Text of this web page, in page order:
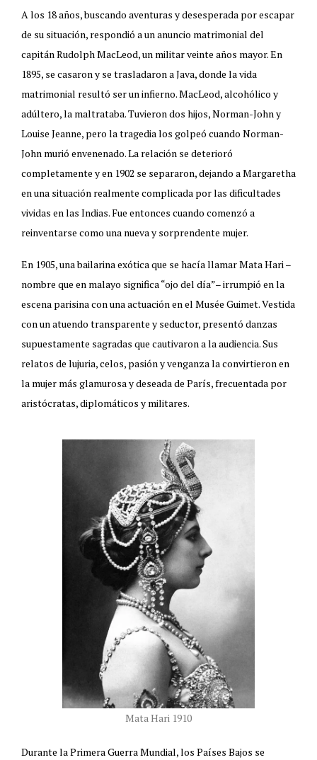
A los 18 años, buscando aventuras y desesperada por escapar
de su situación, respondió a un anuncio matrimonial del
capitán Rudolph MacLeod, un militar veinte años mayor. En
1895, se casaron y se trasladaron a Java, donde la vida
matrimonial resultó ser un infierno. MacLeod, alcohólico y
adúltero, la maltrataba. Tuvieron dos hijos, Norman-John y
Louise Jeanne, pero la tragedia los golpeó cuando Norman-
John murió envenenado. La relación se deterioró
completamente y en 1902 se separaron, dejando a Margaretha
en una situación realmente complicada por las dificultades
vividas en las Indias. Fue entonces cuando comenzó a
reinventarse como una nueva y sorprendente mujer.
En 1905, una bailarina exótica que se hacía llamar Mata Hari –
nombre que en malayo significa “ojo del día”– irrumpió en la
escena parisina con una actuación en el Musée Guimet. Vestida
con un atuendo transparente y seductor, presentó danzas
supuestamente sagradas que cautivaron a la audiencia. Sus
relatos de lujuria, celos, pasión y venganza la convirtieron en
la mujer más glamurosa y deseada de París, frecuentada por
aristócratas, diplomáticos y militares.
Mata Hari 1910
Durante la Primera Guerra Mundial, los Países Bajos se